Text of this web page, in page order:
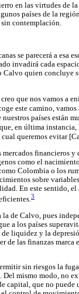
en las virtudes de
países de la
sin contemplación.
se parecerá a esa
invadirá cada
Calvo quien concluye
que nos vamos a
este camino,
países están
en última
queremos evitar
financieros y
como el
Colombia o los
sobre
En este sentido, el
3
de Calvo, pues
a los países
liquidez y la
de las finanzas
sin riesgos la
mismo modo, no
capital, que no